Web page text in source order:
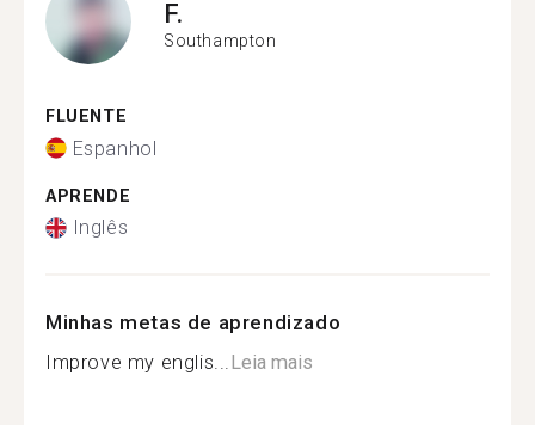
F.
Southampton
FLUENTE
Espanhol
APRENDE
Inglês
Minhas metas de aprendizado
Improve my englis...Leia mais